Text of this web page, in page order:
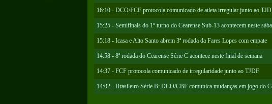
16:10 - DCO/FCF protocola comunicado de atleta irregular junto ao
15:25 - Semifinais do 1º turno do Cearense Sub-13 acontecem neste
15:18 - Icasa e Alto Santo abrem 3ª rodada da Fares Lopes com empate
14:58 - 8ª rodada do Cearense Série C acontece neste final de semana
14:37 - FCF protocola comunicado de irregularidade junto ao TJDF
14:02 - Brasileiro Série B: DCO/CBF comunica mudanças em jogo do